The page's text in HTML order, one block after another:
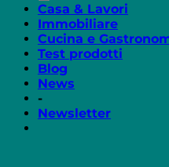
Casa & Lavori
Immobiliare
Cucina e
Test prodotti
Blog
News
-
Newsletter